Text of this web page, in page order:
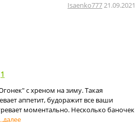
Isaenko77721.09.2021
1
с хреном на зиму. Такая
аппетит, будоражит все ваши
моментально. Несколько баночек